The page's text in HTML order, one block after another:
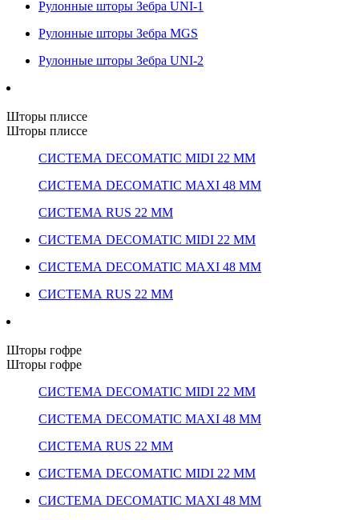
Рулонные шторы Зебра UNI-1
Рулонные шторы Зебра MGS
Рулонные шторы Зебра UNI-2
Шторы плиссе
Шторы плиссе
СИСТЕМА DECOMATIC MIDI 22 ММ
СИСТЕМА DECOMATIC MAXI 48 ММ
СИСТЕМА RUS 22 ММ
СИСТЕМА DECOMATIC MIDI 22 ММ
СИСТЕМА DECOMATIC MAXI 48 ММ
СИСТЕМА RUS 22 ММ
Шторы гофре
Шторы гофре
СИСТЕМА DECOMATIC MIDI 22 ММ
СИСТЕМА DECOMATIC MAXI 48 ММ
СИСТЕМА RUS 22 ММ
СИСТЕМА DECOMATIC MIDI 22 ММ
СИСТЕМА DECOMATIC MAXI 48 ММ